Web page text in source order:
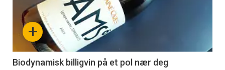
nå
4
+
Biodynamisk billigvin på et pol nær deg